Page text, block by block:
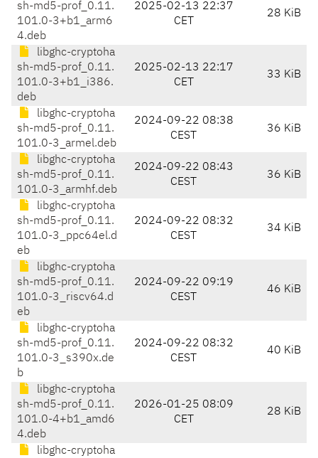
sh-md5-prof_0.11.
101.0-3+b1_arm6
4.deb
2025-02-13 22:37
CET
28 KiB
libghc-cryptoha
sh-md5-prof_0.11.
101.0-3+b1_i386.
deb
2025-02-13 22:17
CET
33 KiB
libghc-cryptoha
sh-md5-prof_0.11.
101.0-3_armel.deb
2024-09-22 08:38
CEST
36 KiB
libghc-cryptoha
sh-md5-prof_0.11.
101.0-3_armhf.deb
2024-09-22 08:43
CEST
36 KiB
libghc-cryptoha
sh-md5-prof_0.11.
101.0-3_ppc64el.d
eb
2024-09-22 08:32
CEST
34 KiB
libghc-cryptoha
sh-md5-prof_0.11.
101.0-3_riscv64.d
eb
2024-09-22 09:19
CEST
46 KiB
libghc-cryptoha
sh-md5-prof_0.11.
101.0-3_s390x.de
b
2024-09-22 08:32
CEST
40 KiB
libghc-cryptoha
sh-md5-prof_0.11.
101.0-4+b1_amd6
4.deb
2026-01-25 08:09
CET
28 KiB
libghc-cryptoha